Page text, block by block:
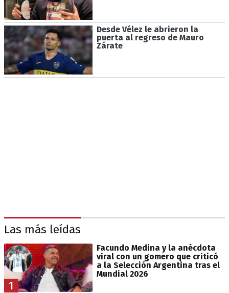
Desde Vélez le abrieron la
puerta al regreso de Mauro
Zárate
Las más leídas
1
Facundo Medina y la anécdota
viral con un gomero que criticó
a la Selección Argentina tras el
Mundial 2026